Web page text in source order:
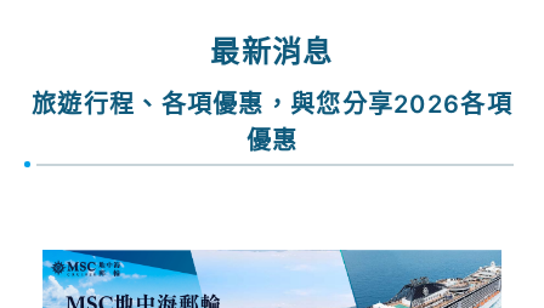
最新消息
旅遊行程、各項優惠，與您分享2026各項
優惠